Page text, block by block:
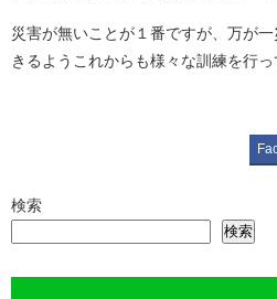
災害が無いことが１番ですが、万が
きるようこれからも様々な訓練を行っ
検索
検索